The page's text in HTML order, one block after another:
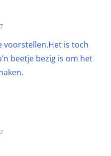
voorstellen.Het is toch
beetje bezig is om het